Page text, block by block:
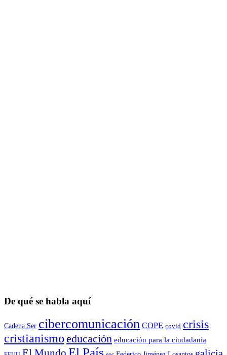
De qué se habla aquí
Cadena Ser cibercomunicación COPE covid crisis
cristianismo educación educación para la ciudadaní­a
El Mundo El País